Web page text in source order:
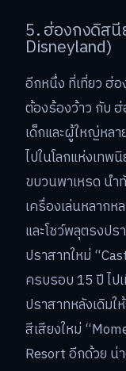
5. ฮ่องกงดิส
Disneyland)
อีกหนึ่ง ที่เที่ยว ฮ่
ต้องร้องว้าว กับ
เด็กและผู้ใหญ่หล
ไปในโลกแห่งเทพ
ขบวนพาเหรด นำ
เครื่องเล่นหลาก
และโชว์พลุตรงป
ปราสาทใหม่
ครบรอบ 15 ปี ไป
ปราสาทหลังเดิม
สีเสียงใหม่
Resort อีกด้วย น่